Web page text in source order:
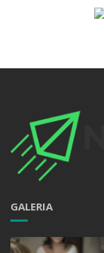
GALERIA